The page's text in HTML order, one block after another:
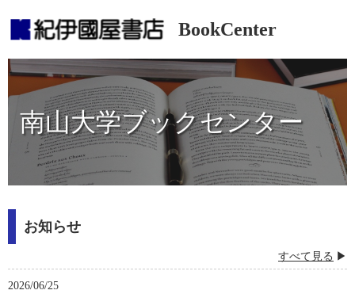
BookCenter
南山大学ブックセンター
お知らせ
すべて見る
2026/06/25